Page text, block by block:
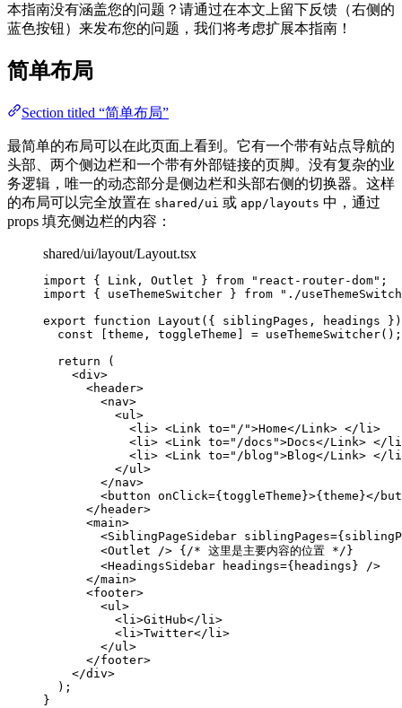
本指南没有涵盖您的问题？请通过在本文上留下反馈（右侧的
蓝色按钮）来发布您的问题，我们将考虑扩展本指南！
简单布局
Section titled “简单布局”
最简单的布局可以在此页面上看到。它有一个带有站点导航的
头部、两个侧边栏和一个带有外部链接的页脚。没有复杂的业
务逻辑，唯一的动态部分是侧边栏和头部右侧的切换器。这样
的布局可以完全放置在 shared/ui 或 app/layouts 中，通过
props 填充侧边栏的内容：
shared/ui/layout/Layout.tsx
import { Link, Outlet } from " react-router-dom" ;
import { useThemeSwitcher } from " ./
export
function Layout ( { siblingPages , headings } )
const [theme , toggleTheme ] = useThemeSwitcher();
return (
<div>
<header>
<nav>
<ul >
<li > <Link to=" / ">Home</Link> </li >
<li > <Link to=" /docs ">Docs</Link> </li
<li > <Link to=" /blog ">Blog</Link> </li
</ul >
</nav>
<button onClick={toggleTheme}>{theme}</
</ header>
<main>
<SiblingPageSidebar siblingPages={
<Outlet /> { /* 这里是主要内容的位置 */}
<HeadingsSidebar headings={ headings} />
</main>
<footer>
<ul >
<li >GitHub</li >
<li >Twitter</li >
</ul >
</footer>
</div>
);
}